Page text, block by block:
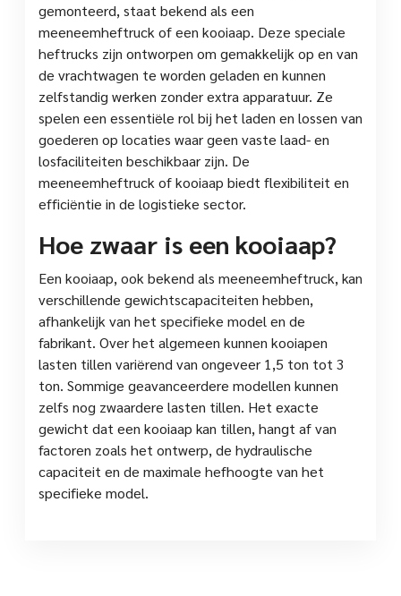
gemonteerd, staat bekend als een
meeneemheftruck of een kooiaap. Deze speciale
heftrucks zijn ontworpen om gemakkelijk op en van
de vrachtwagen te worden geladen en kunnen
zelfstandig werken zonder extra apparatuur. Ze
spelen een essentiële rol bij het laden en lossen van
goederen op locaties waar geen vaste laad- en
losfaciliteiten beschikbaar zijn. De
meeneemheftruck of kooiaap biedt flexibiliteit en
efficiëntie in de logistieke sector.
Hoe zwaar is een kooiaap?
Een kooiaap, ook bekend als meeneemheftruck, kan
verschillende gewichtscapaciteiten hebben,
afhankelijk van het specifieke model en de
fabrikant. Over het algemeen kunnen kooiapen
lasten tillen variërend van ongeveer 1,5 ton tot 3
ton. Sommige geavanceerdere modellen kunnen
zelfs nog zwaardere lasten tillen. Het exacte
gewicht dat een kooiaap kan tillen, hangt af van
factoren zoals het ontwerp, de hydraulische
capaciteit en de maximale hefhoogte van het
specifieke model.